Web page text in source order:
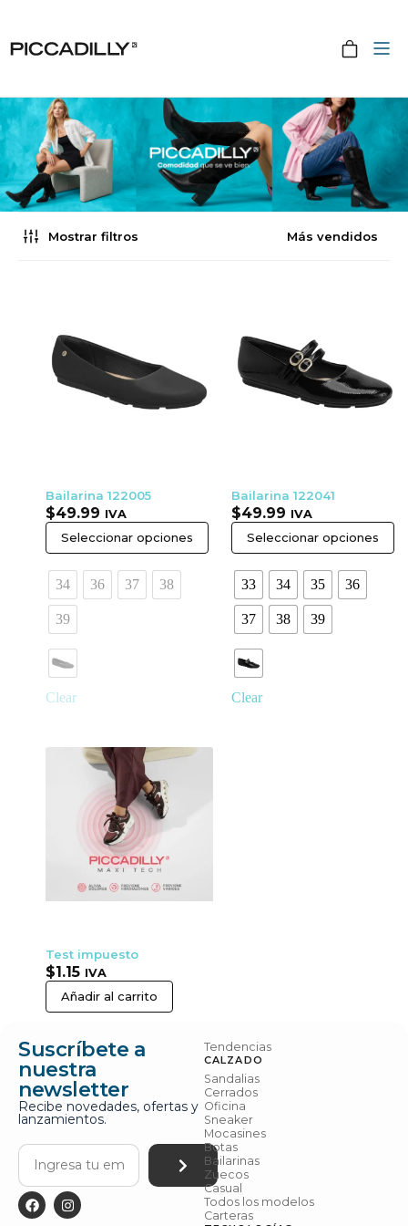
Mostrar filtros Más vendidos
Bailarina 122005
$49.99 IVA
Seleccionar opciones
34 36 37 38
39
Clear
Bailarina 122041
$49.99 IVA
Seleccionar opciones
33 34 35 36
37 38 39
Clear
Test impuesto
$1.15 IVA
Añadir al carrito
Suscríbete a
nuestra
newsletter
Recibe novedades, ofertas y
lanzamientos.
Tendencias
CALZADO
Sandalias
Cerrados
Oficina
Sneaker
Mocasines
Botas
Bailarinas
Zuecos
Casual
Todos los modelos
Carteras